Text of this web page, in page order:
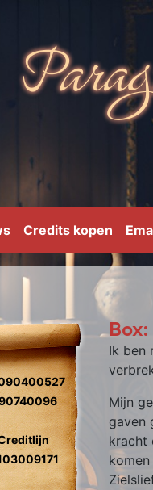
Credits kopen
Ik ben
Mijn
gaven
kracht